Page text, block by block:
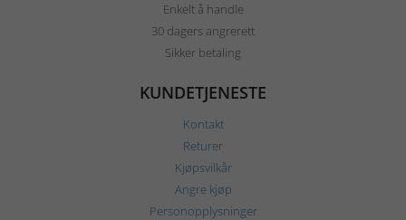
Enkelt å handle
30 dagers angrerett
Sikker betaling
KUNDETJENESTE
Kontakt
Returer
Kjøpsvilkår
Angre kjøp
Personopplysninger